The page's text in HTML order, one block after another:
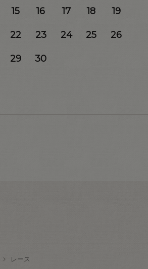
15 16 17 18 19
22 23 24 25 26
29 30
レース